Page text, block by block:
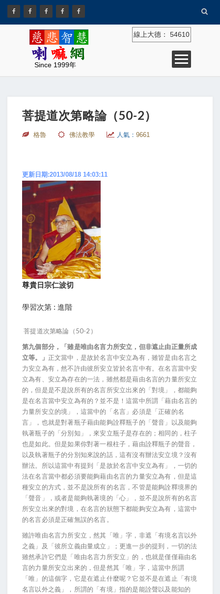
Since 1999年
線上大德： 54610
菩提道次第略論（50-2）
格魯 佛法教學 人氣： 9661
更新日期:2013/08/18 14:03:11
尊貴日宗仁波切
學習次第 : 進階
菩提道次第略論（50-2）
第九個部分，「雖是唯由名言力所安立，但非遮止由正量所成
立等。」 正文當中，是故於名言中安立為有，雖皆是由名言之
力安立為有，然不許由彼所安立皆於名言中有。在名言當中安
立為有、安立為存在的一法，雖然都是藉由名言的力量所安立
的，但是是不是說所有的名言所安立出來的「對境」，都能夠
是在名言當中安立為有的？並不是！這當中所謂「藉由名言的
力量所安立的境」，這當中的「名言」必須是「正確的名
言」，也就是對著瓶子藉由能夠詮釋瓶子的「聲音」以及能夠
執著瓶子的「分別知」，來安立瓶子是存在的；相同的，柱子
也是如此。但是如果你對著一根柱子，藉由詮釋瓶子的聲音，
以及執著瓶子的分別知來說的話，這有沒有辦法安立境？沒有
辦法。所以這當中有提到「是故於名言中安立為有」，一切的
法在名言當中都必須要能夠藉由名言的力量安立為有，但是這
種安立的方式，並不是說所有的名言，不管是能夠詮釋境界的
「聲音」，或者是能夠執著境的「心」，並不是說所有的名言
所安立出來的對境，在名言的狀態下都能夠安立為有，這當中
的名言必須是正確無誤的名言。
雖許唯由名言力所安立，然其「唯」字，非遮「有境名言以外
之義」及「彼所立義由量成立」；更進一步的提到，一切的法
雖然承許它們是「唯由名言力所安立」的，也就是僅僅藉由名
言的力量所安立出來的，但是然其「唯」字，這當中所謂
「唯」的這個字，它是在遮止什麼呢？它並不是在遮止「有境
名言以外之義」，所謂的「有境」指的是能詮聲以及能知的